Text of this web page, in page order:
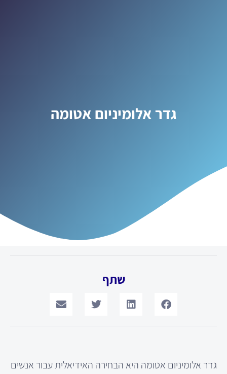
גדר אלומיניום אטומה
שתף
גדר אלומיניום אטומה היא הבחירה האידיאלית עבור אנשים